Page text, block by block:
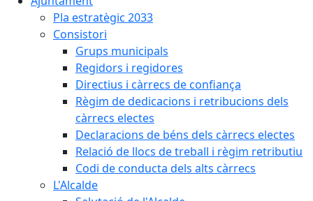
Pla estratègic 2033
Consistori
Grups municipals
Regidors i regidores
Directius i càrrecs de confiança
Règim de dedicacions i retribucions dels
càrrecs electes
Declaracions de béns dels càrrecs electes
Relació de llocs de treball i règim retributiu
Codi de conducta dels alts càrrecs
L'Alcalde